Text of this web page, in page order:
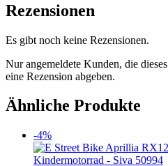
Rezensionen
Es gibt noch keine Rezensionen.
Nur angemeldete Kunden, die
eine Rezension abgeben.
Ähnliche Produkte
-4%